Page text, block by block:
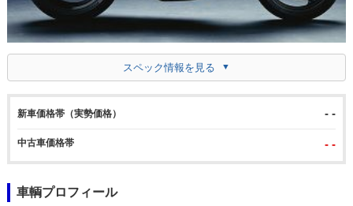
スペック情報を見る
新車価格帯（実勢価格） - -
中古車価格帯 - -
車輌プロフィール